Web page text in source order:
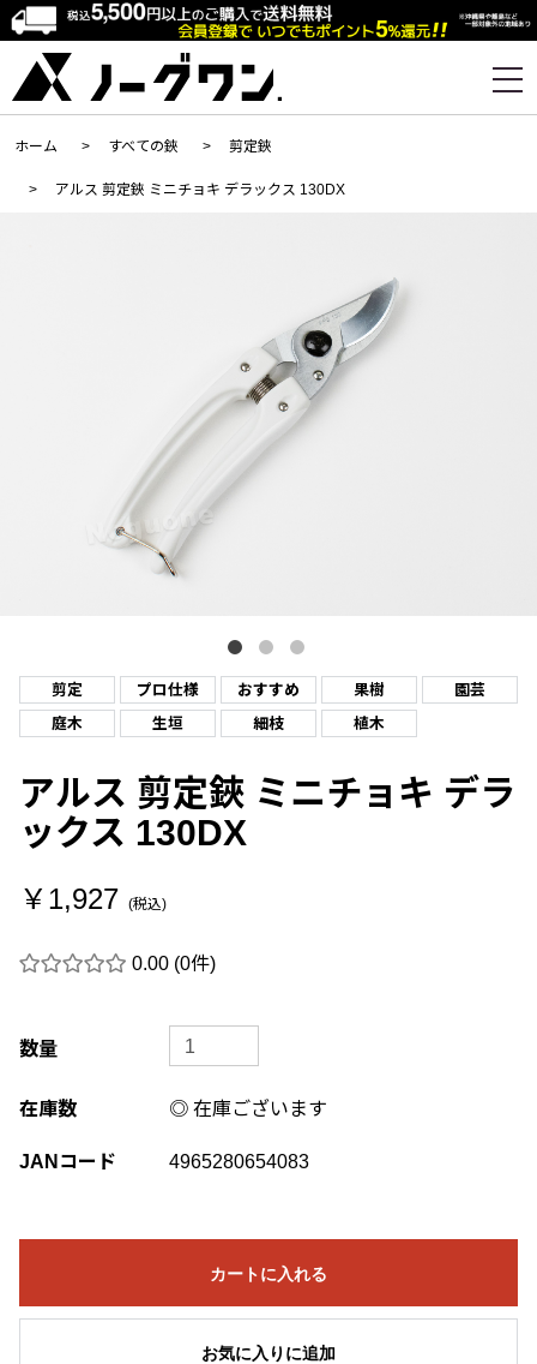
ホーム > すべての鋏 > 剪定鋏
> アルス 剪定鋏 ミニチョキ デラックス 130DX
剪定 プロ仕様 おすすめ 果樹
園芸
庭木
生垣 細枝 植木
アルス 剪定鋏 ミニチョキ デラ
ックス 130DX
￥1,927 (税込)
0.00 (0件)
数量
在庫数 ◎ 在庫ございます
JANコード 4965280654083
カートに入れる
お気に入りに追加